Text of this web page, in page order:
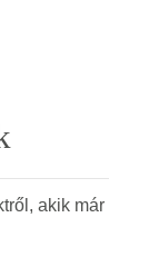
akik már